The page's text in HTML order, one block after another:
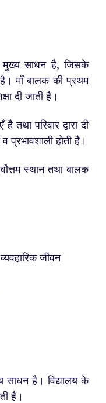
मुख्य साधन है, जिसके
है। माँ बालक की प्रथम
दी जाती है।
तथा परिवार द्वारा दी
प्रभावशाली होती है।
स्थान तथा बालक
जीवन
साधन है। विद्यालय के
है।